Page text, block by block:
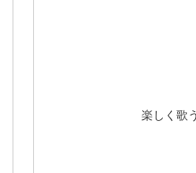
楽しく歌